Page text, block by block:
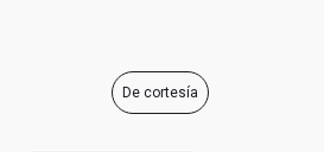
De cortesía